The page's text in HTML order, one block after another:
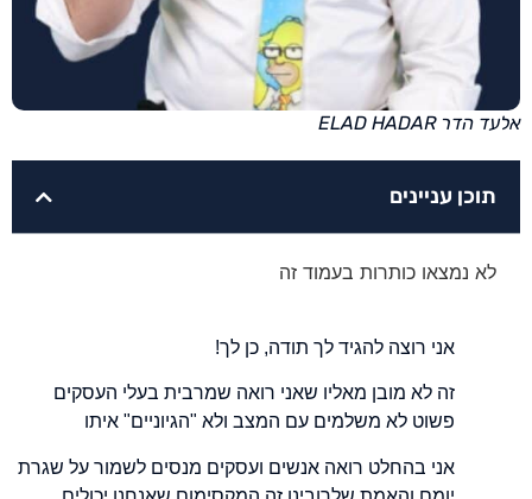
אלעד הדר ELAD HADAR
תוכן עניינים
לא נמצאו כותרות בעמוד זה
אני רוצה להגיד לך תודה, כן לך!
זה לא מובן מאליו שאני רואה שמרבית בעלי העסקים
פשוט לא משלמים עם המצב ולא "הגיוניים" איתו
אני בהחלט רואה אנשים ועסקים מנסים לשמור על שגרת